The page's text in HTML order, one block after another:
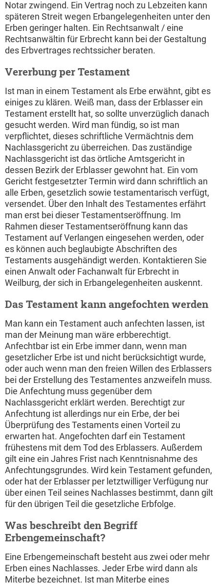
Notar zwingend. Ein Vertrag noch zu Lebzeiten kann
späteren Streit wegen Erbangelegenheiten unter den
Erben geringer halten. Ein Rechtsanwalt / eine
Rechtsanwältin für Erbrecht kann bei der Gestaltung
des Erbvertrages rechtssicher beraten.
Vererbung per Testament
Ist man in einem Testament als Erbe erwähnt, gibt es
einiges zu klären. Weiß man, dass der Erblasser ein
Testament erstellt hat, so sollte unverzüglich danach
gesucht werden. Wird man fündig, so ist man
verpflichtet, dieses schriftliche Vermächtnis dem
Nachlassgericht zu überreichen. Das zuständige
Nachlassgericht ist das örtliche Amtsgericht in
dessen Bezirk der Erblasser gewohnt hat. Ein vom
Gericht festgesetzter Termin wird dann schriftlich an
alle Erben, gesetzlich sowie testamentarisch verfügt,
versendet. Über den Inhalt des Testamentes erfährt
man erst bei dieser Testamentseröffnung. Im
Rahmen dieser Testamentseröffnung kann das
Testament auf Verlangen eingesehen werden, oder
es können auch beglaubigte Abschriften des
Testaments ausgehändigt werden. Kontaktieren Sie
einen Anwalt oder Fachanwalt für Erbrecht in
Weilburg, der sich in Erbangelegenheiten auskennt.
Das Testament kann angefochten werden
Man kann ein Testament auch anfechten lassen, ist
man der Meinung man wäre erbberechtigt.
Anfechtbar ist ein Erbe immer dann, wenn man
gesetzlicher Erbe ist und nicht berücksichtigt wurde,
oder auch wenn man den freien Willen des Erblassers
bei der Erstellung des Testamentes anzweifeln muss.
Die Anfechtung muss gegenüber dem
Nachlassgericht erklärt werden. Berechtigt zur
Anfechtung ist allerdings nur ein Erbe, der bei
Überprüfung des Testaments einen Vorteil zu
erwarten hat. Angefochten darf ein Testament
frühestens mit dem Tod des Erblassers. Außerdem
gilt eine ein Jahres Frist nach Kenntnisnahme des
Anfechtungsgrundes. Wird kein Testament gefunden,
oder hat der Erblasser per letztwilliger Verfügung nur
über einen Teil seines Nachlasses bestimmt, dann gilt
für den übrigen Teil die gesetzliche Erbfolge.
Was beschreibt den Begriff
Erbengemeinschaft?
Eine Erbengemeinschaft besteht aus zwei oder mehr
Erben eines Nachlasses. Jeder Erbe wird dann als
Miterbe bezeichnet. Ist man Miterbe eines